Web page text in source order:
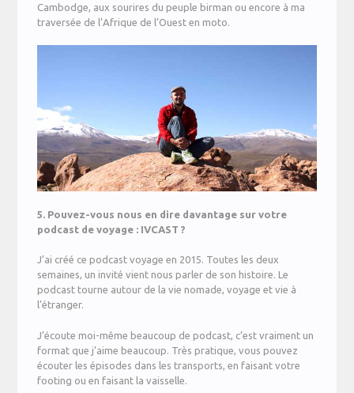
Cambodge, aux sourires du peuple birman ou encore à ma
traversée de l’Afrique de l’Ouest en moto.
5. Pouvez-vous nous en dire davantage sur votre
podcast de voyage : IVCAST ?
J’ai créé ce podcast voyage en 2015. Toutes les deux
semaines, un invité vient nous parler de son histoire. Le
podcast tourne autour de la vie nomade, voyage et vie à
l’étranger.
J’écoute moi-même beaucoup de podcast, c’est vraiment un
format que j’aime beaucoup. Très pratique, vous pouvez
écouter les épisodes dans les transports, en faisant votre
footing ou en faisant la vaisselle.